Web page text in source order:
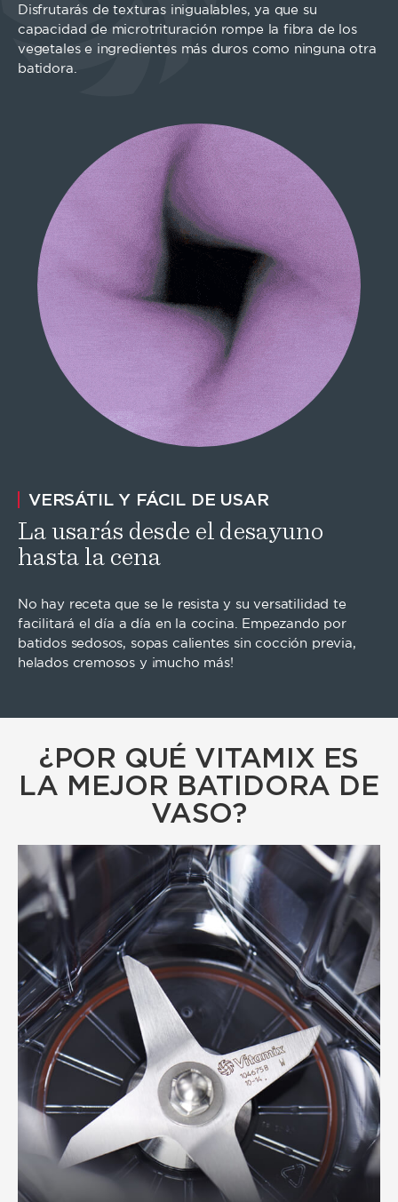
Disfrutarás de texturas inigualables, ya que su
capacidad de microtrituración rompe la fibra de los
vegetales e ingredientes más duros como ninguna otra
batidora.
VERSÁTIL Y FÁCIL DE USAR
La usarás desde el desayuno
hasta la cena
No hay receta que se le resista y su versatilidad te
facilitará el día a día en la cocina. Empezando por
batidos sedosos, sopas calientes sin cocción previa,
helados cremosos y ¡mucho más!
¿POR QUÉ VITAMIX ES
LA MEJOR BATIDORA DE
VASO?